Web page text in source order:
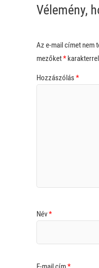
Vélemény,
Az e-mail címet nem
mezőket*
Hozzászólás *
Név*